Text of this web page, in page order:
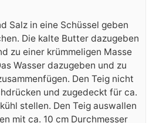
Salz in eine Schüssel geben
Die kalte Butter dazugeben
zu einer krümmeligen Masse
Wasser dazugeben und zu
Den Teig nicht
und zugedeckt für ca.
stellen. Den Teig auswallen
mit ca. 10 cm Durchmesser